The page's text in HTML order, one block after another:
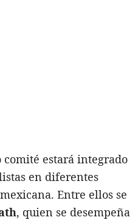
comité estará integrado
en diferentes
Entre ellos se
, quien se desempeña